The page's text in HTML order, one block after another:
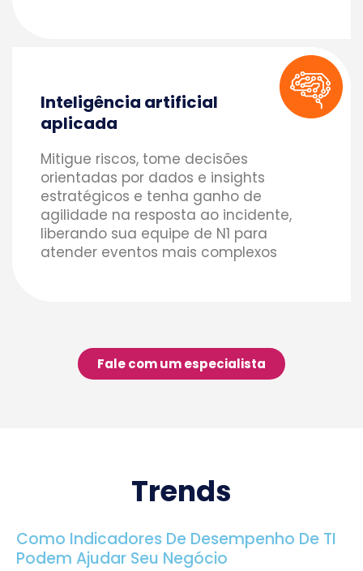
Inteligência artificial
aplicada
Mitigue riscos, tome decisões
orientadas por dados e insights
estratégicos e tenha ganho de
agilidade na resposta ao incidente,
liberando sua equipe de N1 para
atender eventos mais complexos
Fale com um especialista
Trends
Como Indicadores De Desempenho De TI
Podem Ajudar Seu Negócio